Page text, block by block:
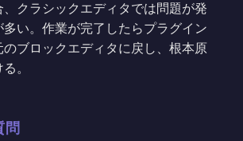
クラシックエディタでは問題が発
い。作業が完了したらプラグイン
のブロックエディタに戻し、根本原
。
問